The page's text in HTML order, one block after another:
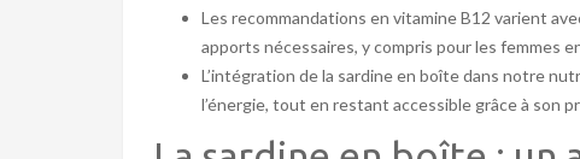
Les recommandations en vitamine B12 varient
apports nécessaires, y compris pour les femmes
L’intégration de la sardine en boîte dans notre
l’énergie, tout en restant accessible grâce à son